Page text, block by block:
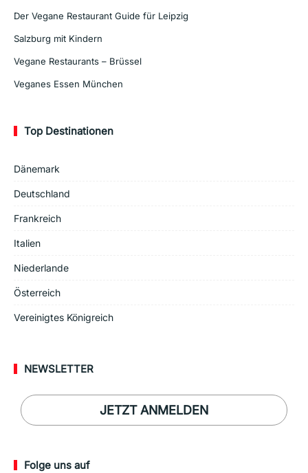
Der Vegane Restaurant Guide für Leipzig
Salzburg mit Kindern
Vegane Restaurants – Brüssel
Veganes Essen München
Top Destinationen
Dänemark
Deutschland
Frankreich
Italien
Niederlande
Österreich
Vereinigtes Königreich
NEWSLETTER
JETZT ANMELDEN
Folge uns auf